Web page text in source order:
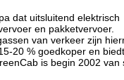
dat uitsluitend elektrisch
en pakketvervoer.
van verkeer zijn
20 % goedkoper en
is begin 2002 van